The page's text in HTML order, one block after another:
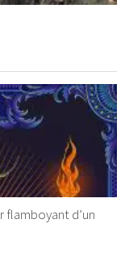
flamboyant d’un